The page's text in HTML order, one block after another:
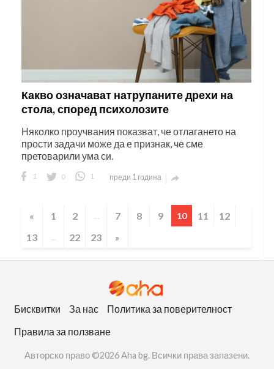
Какво означават натрупаните дрехи на
стола, според психолозите
Няколко проучвания показват, че отлагането на
прости задачи може да е признак, че сме
претоварили ума си.
1 0 1 преди 1 година 
« 1 2 ... 7 8 9 10 11
12
13
... 22 23 »
Бисквитки За нас
Политика за поверителност
Правила за ползване
Авторско право ©2026 Aha bg. Всички права запазени.